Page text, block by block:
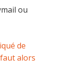
ou
de
alors